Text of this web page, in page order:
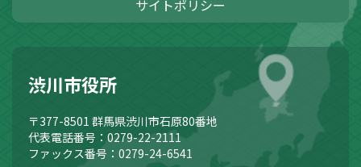
サイトポリシー
渋川市役所
〒377-8501 群馬県渋川市石原80番地
代表電話番号：0279-22-2111
ファックス番号：0279-24-6541